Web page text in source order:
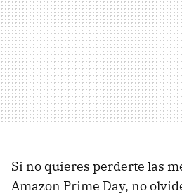
Si no quieres perderte las
Amazon Prime Day, no